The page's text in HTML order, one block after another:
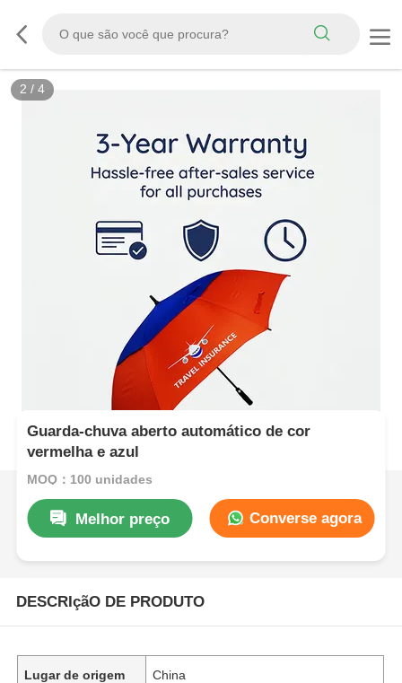
2 / 4
Guarda-chuva aberto automático de cor
vermelha e azul
MOQ：100 unidades
Melhor preço Converse agora
DESCRIçãO DE PRODUTO
Lugar de origem China